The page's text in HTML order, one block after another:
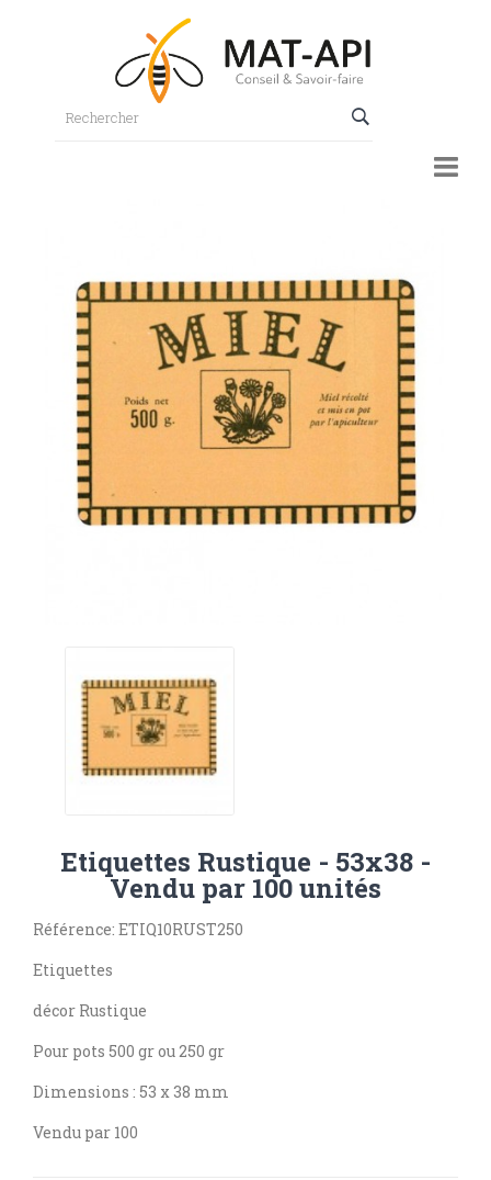
Etiquettes Rustique - 53x38 -
Vendu par 100 unités
Référence: ETIQ10RUST250
Etiquettes
décor Rustique
Pour pots 500 gr ou 250 gr
Dimensions : 53 x 38 mm
Vendu par 100